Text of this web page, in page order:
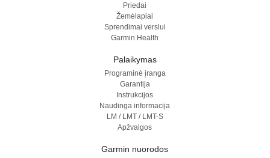
Priedai
Žemėlapiai
Sprendimai verslui
Garmin Health
Palaikymas
Programinė įranga
Garantija
Instrukcijos
Naudinga informacija
LM / LMT / LMT-S
Apžvalgos
Garmin nuorodos